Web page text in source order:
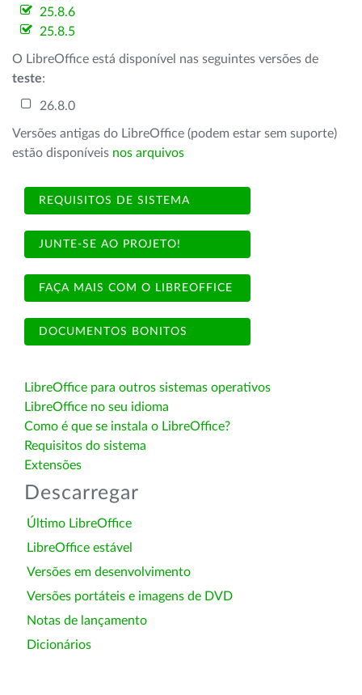
25.8.6
25.8.5
O LibreOffice está disponível nas seguintes versões de
teste:
26.8.0
Versões antigas do LibreOffice (podem estar sem suporte)
estão disponíveis nos arquivos
REQUISITOS DE SISTEMA
JUNTE-SE AO PROJETO!
FAÇA MAIS COM O LIBREOFFICE
DOCUMENTOS BONITOS
LibreOffice para outros sistemas operativos
LibreOffice no seu idioma
Como é que se instala o LibreOffice?
Requisitos do sistema
Extensões
Descarregar
Último LibreOffice
LibreOffice estável
Versões em desenvolvimento
Versões portáteis e imagens de DVD
Notas de lançamento
Dicionários